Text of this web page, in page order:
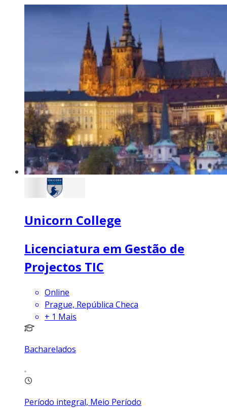
Unicorn College
Licenciatura em Gestão de
Projectos TIC
Online
Prague, República Checa
+ 1 Mais
Bacharelados
Período integral, Meio Período